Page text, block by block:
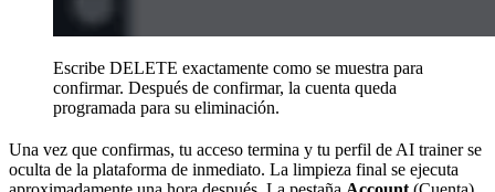
Escribe DELETE exactamente como se muestra para
confirmar. Después de confirmar, la cuenta queda
programada para su eliminación.
Una vez que confirmas, tu acceso termina y tu perfil de AI trainer se
oculta de la plataforma de inmediato. La limpieza final se ejecuta